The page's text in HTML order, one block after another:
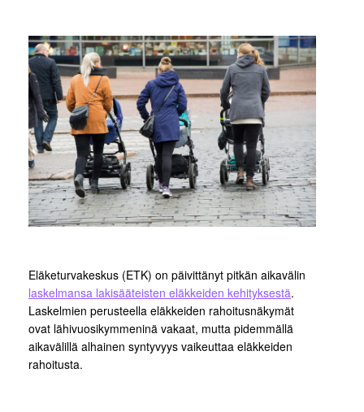
Eläketurvakeskus (ETK) on päivittänyt pitkän aikavälin
laskelmansa lakisääteisten eläkkeiden kehityksestä.
Laskelmien perusteella eläkkeiden rahoitusnäkymät
ovat lähivuosikymmeninä vakaat, mutta pidemmällä
aikavälillä alhainen syntyvyys vaikeuttaa eläkkeiden
rahoitusta.